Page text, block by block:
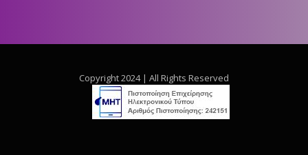
Copyright 2024 | All Rights Reserved